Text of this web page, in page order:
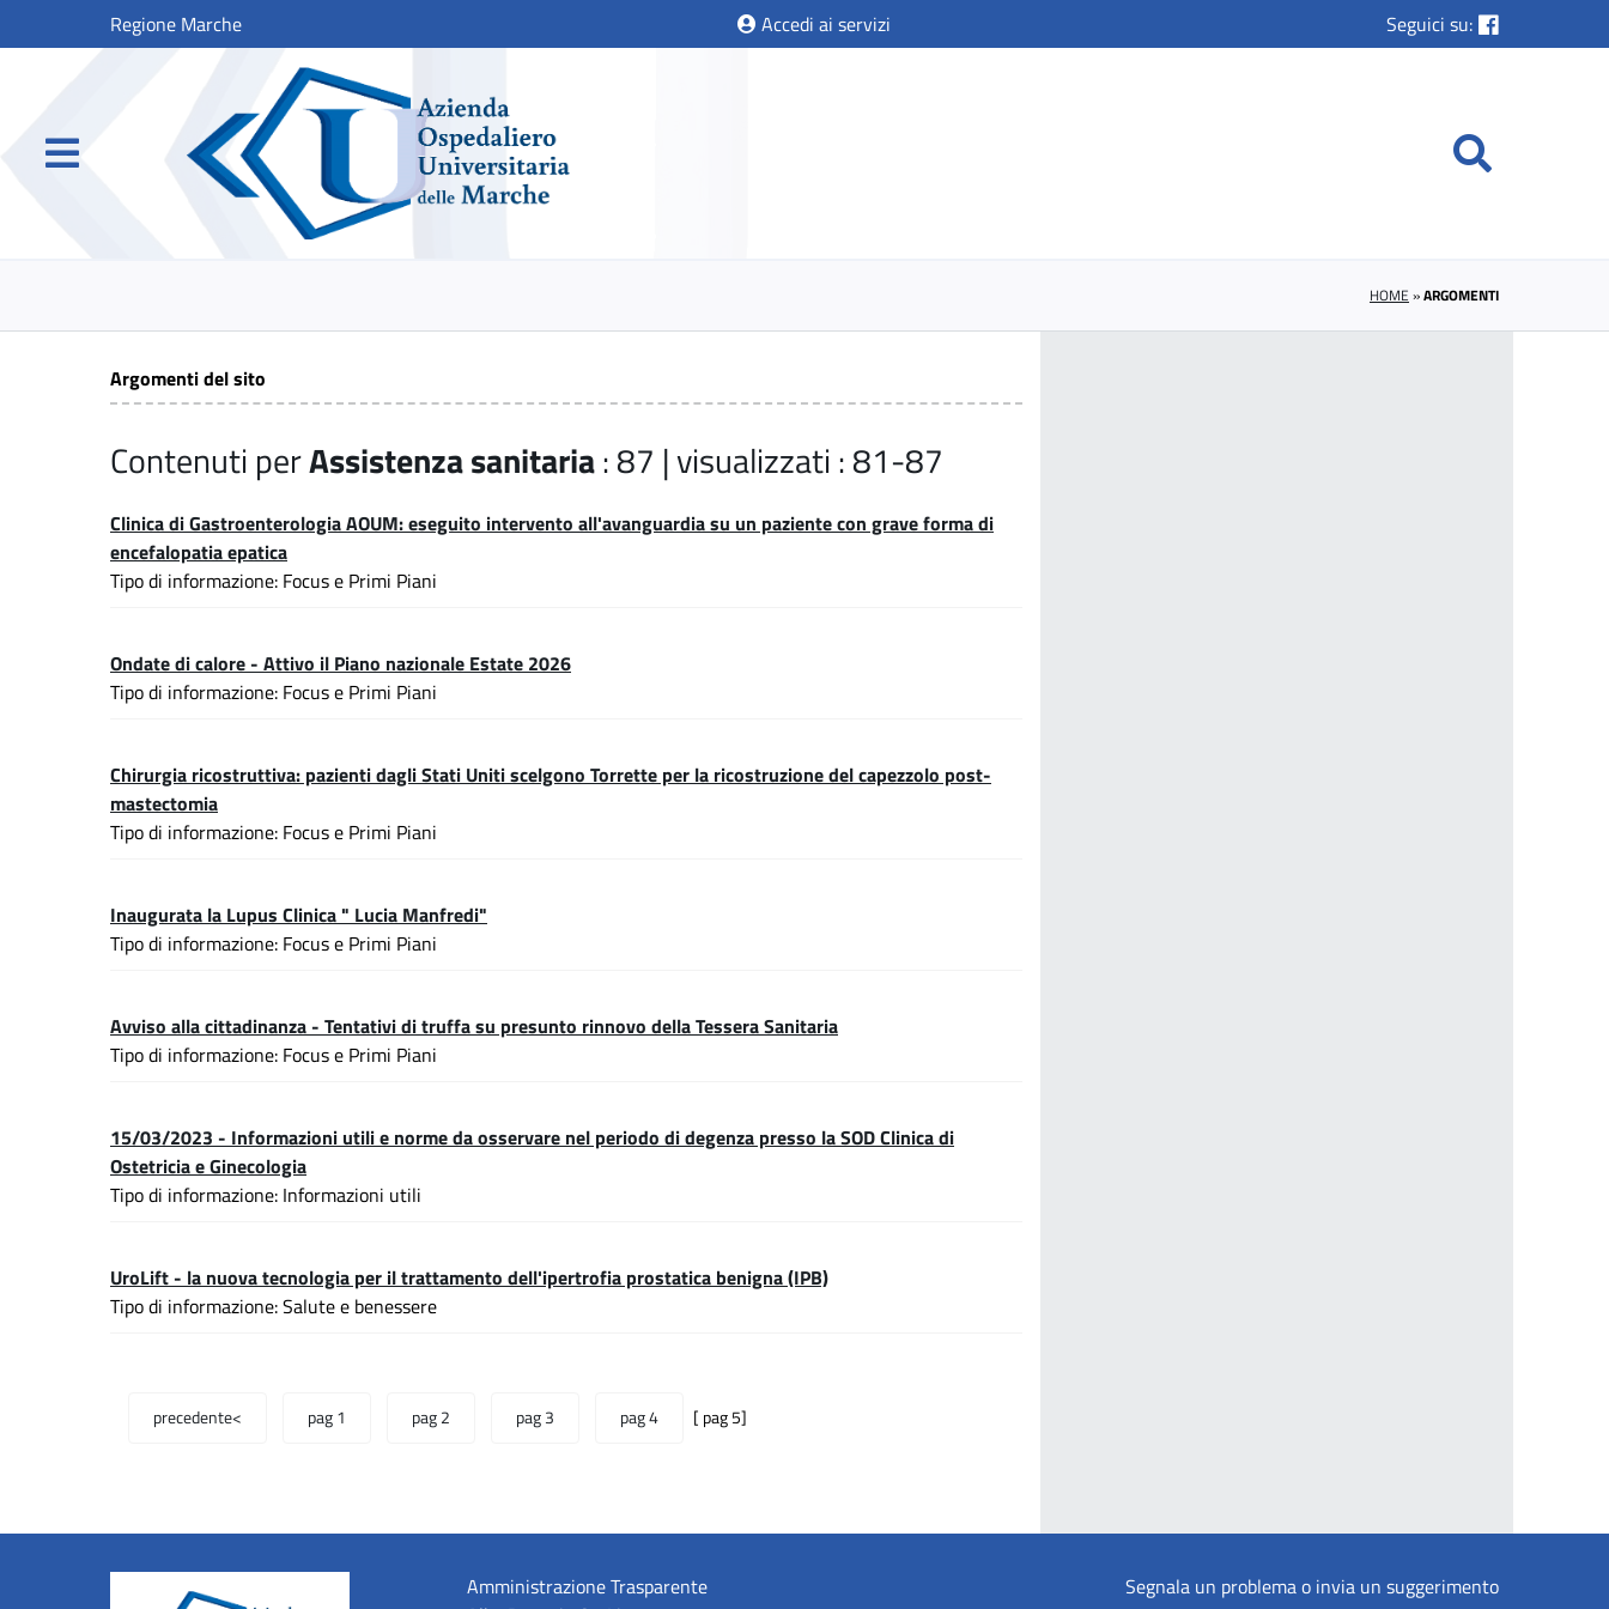
Regione Marche Accedi ai servizi Seguici su:
HOME »ARGOMENTI
Argomenti del sito
Contenuti perAssistenza sanitaria: 87 | visualizzati : 81-87
Clinica di Gastroenterologia AOUM: eseguito intervento all'avanguardia su un paziente con grave forma di
encefalopatia epatica
Tipo di informazione: Focus e Primi Piani
Ondate di calore - Attivo il Piano nazionale Estate 2026
Tipo di informazione: Focus e Primi Piani
Chirurgia ricostruttiva: pazienti dagli Stati Uniti scelgono Torrette per la ricostruzione del capezzolo post-
mastectomia
Tipo di informazione: Focus e Primi Piani
Inaugurata la Lupus Clinica " Lucia Manfredi"
Tipo di informazione: Focus e Primi Piani
Avviso alla cittadinanza - Tentativi di truffa su presunto rinnovo della Tessera Sanitaria
Tipo di informazione: Focus e Primi Piani
15/03/2023 - Informazioni utili e norme da osservare nel periodo di degenza presso la SOD Clinica di
Ostetricia e Ginecologia
Tipo di informazione: Informazioni utili
UroLift - la nuova tecnologia per il trattamento dell'ipertrofia prostatica benigna (IPB)
Tipo di informazione: Salute e benessere
precedente< pag 1 pag 2 pag 3 pag 4 [ pag 5]
Amministrazione Trasparente
Segnala un problema o invia un suggerimento